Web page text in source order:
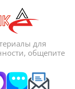
для
общепите